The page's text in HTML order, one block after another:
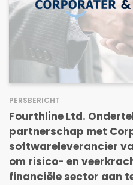
PERSBERICHT
Fourthline Ltd.
partnerschap met
softwareleverancier
om risico- en
financiële sector aan